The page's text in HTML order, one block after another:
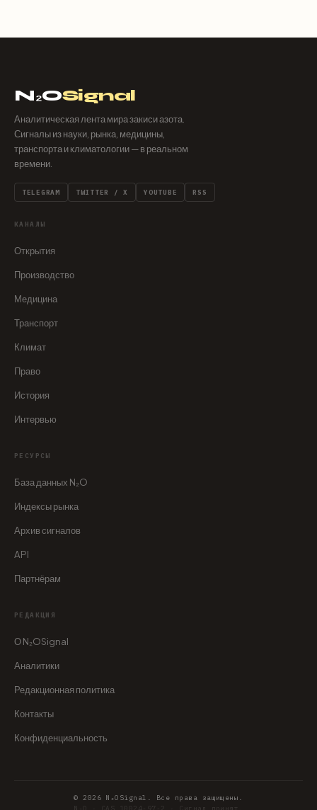
N₂OSignal
Аналитическая лента мира закиси азота.
Сигналы из науки, рынка, медицины,
транспорта и климатологии — в реальном
времени.
TELEGRAM TWITTER / X YOUTUBE RSS
КАНАЛЫ
Открытия
Производство
Медицина
Транспорт
Климат
Право
История
Интервью
РЕСУРСЫ
База данных N₂O
Индексы рынка
Архив сигналов
API
Партнёрам
РЕДАКЦИЯ
О N₂OSignal
Аналитики
Редакционная политика
Контакты
Конфиденциальность
© 2026 N₂OSignal. Все права защищены.